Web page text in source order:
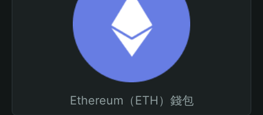
Ethereum（ETH）錢包